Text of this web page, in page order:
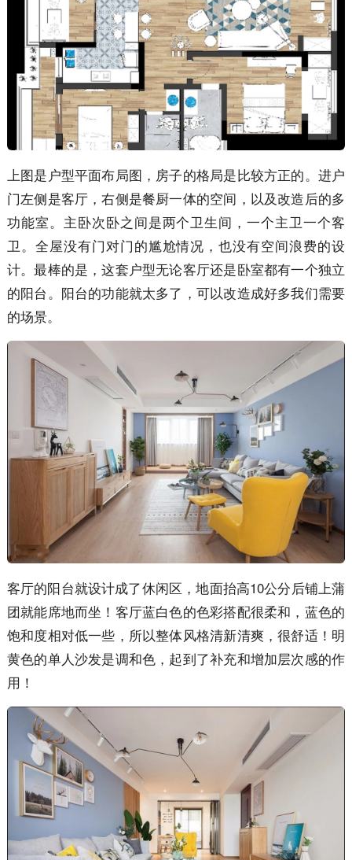
上图是户型平面布局图，房子的格局是比较方正的。进户
门左侧是客厅，右侧是餐厨一体的空间，以及改造后的多
功能室。主卧次卧之间是两个卫生间，一个主卫一个客
卫。全屋没有门对门的尴尬情况，也没有空间浪费的设
计。最棒的是，这套户型无论客厅还是卧室都有一个独立
的阳台。阳台的功能就太多了，可以改造成好多我们需要
的场景。
客厅的阳台就设计成了休闲区，地面抬高10公分后铺上蒲
团就能席地而坐！客厅蓝白色的色彩搭配很柔和，蓝色的
饱和度相对低一些，所以整体风格清新清爽，很舒适！明
黄色的单人沙发是调和色，起到了补充和增加层次感的作
用！